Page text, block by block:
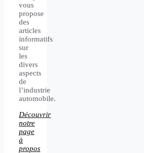
vous
propose
des
articles
informatifs
sur
les
divers
aspects
de
l’industrie
automobile.
Découvrir
notre
page
à
propos